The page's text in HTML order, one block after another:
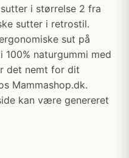
i størrelse 2 fra
sutter i retrostil.
sut på
naturgummi med
det nemt for dit
Mammashop.dk.
kan være genereret